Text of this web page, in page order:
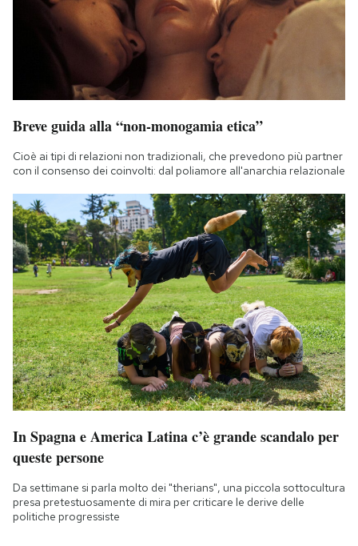
Breve guida alla “non-monogamia etica”
Cioè ai tipi di relazioni non tradizionali, che prevedono più partner
con il consenso dei coinvolti: dal poliamore all'anarchia relazionale
In Spagna e America Latina c’è grande scandalo per
queste persone
Da settimane si parla molto dei "therians", una piccola sottocultura
presa pretestuosamente di mira per criticare le derive delle
politiche progressiste